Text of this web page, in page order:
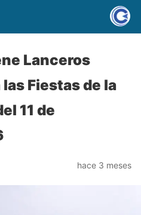
Lanceros
Fiestas de la
11 de
hace 3 meses